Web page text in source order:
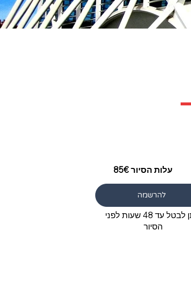
עלות הסיור 85€
להרשמה
ניתן לבטל עד 48 שעות לפני
הסיור